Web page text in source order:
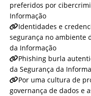
preferidos por
Informação
Identidades e
segurança no ambiente
da Informação
Phishing burla
da Segurança da
Por uma cultura de
governança de dados e